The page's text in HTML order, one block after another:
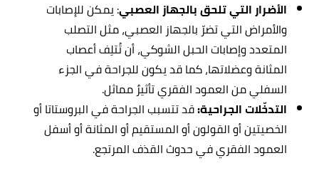
الأضرار التي تلحق بالجهاز العصبي: يمكن للإصابات
والأمراض التي تضرّ بالجهاز العصبي، مثل التصلب
المتعدد وإصابات الحبل الشوكي، أن تُتلِف أعصاب
المثانة وعضلاتها، كما قد يكون للجراحة في الجزء
السفلي من العمود الفقري تأثيرٌ مماثل.
التدخّلات الجراحية:قد تتسبب الجراحة في البروستاتا أو
الخصيتين أو القولون أو المستقيم أو المثانة أو أسفل
العمود الفقري في حدوث القذف المرتجع.